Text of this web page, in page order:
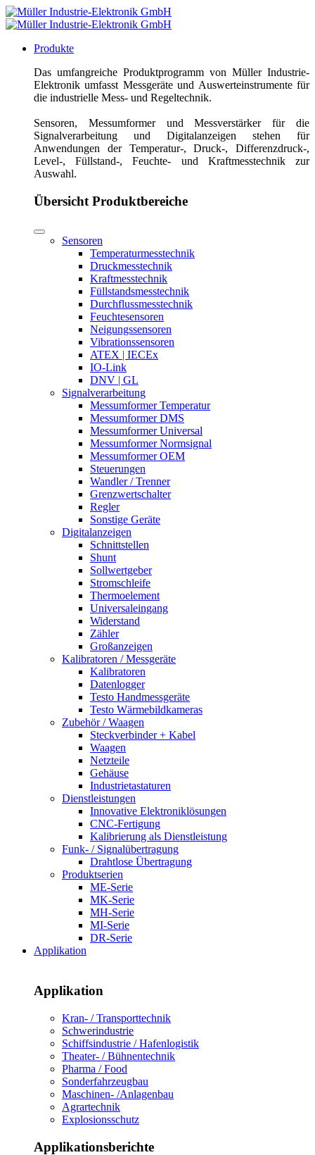
Produkte
Das umfangreiche Produktprogramm von Müller Industrie-
Elektronik umfasst Messgeräte und Auswerteinstrumente für
die industrielle Mess- und Regeltechnik.
Sensoren, Messumformer und Messverstärker für die
Signalverarbeitung und Digitalanzeigen stehen für
Anwendungen der Temperatur-, Druck-, Differenzdruck-,
Level-, Füllstand-, Feuchte- und Kraftmesstechnik zur
Auswahl.
Übersicht Produktbereiche
Sensoren
Temperaturmesstechnik
Druckmesstechnik
Kraftmesstechnik
Füllstandsmesstechnik
Durchflussmesstechnik
Feuchtesensoren
Neigungssensoren
Vibrationssensoren
ATEX | IECEx
IO-Link
DNV | GL
Signalverarbeitung
Messumformer Temperatur
Messumformer DMS
Messumformer Universal
Messumformer Normsignal
Messumformer OEM
Steuerungen
Wandler / Trenner
Grenzwertschalter
Regler
Sonstige Geräte
Digitalanzeigen
Schnittstellen
Shunt
Sollwertgeber
Stromschleife
Thermoelement
Universaleingang
Widerstand
Zähler
Großanzeigen
Kalibratoren / Messgeräte
Kalibratoren
Datenlogger
Testo Handmessgeräte
Testo Wärmebildkameras
Zubehör / Waagen
Steckverbinder + Kabel
Waagen
Netzteile
Gehäuse
Industrietastaturen
Dienstleistungen
Innovative Elektroniklösungen
CNC-Fertigung
Kalibrierung als Dienstleistung
Funk- / Signalübertragung
Drahtlose Übertragung
Produktserien
ME-Serie
MK-Serie
MH-Serie
MI-Serie
DR-Serie
Applikation
Applikation
Kran- / Transporttechnik
Schwerindustrie
Schiffsindustrie / Hafenlogistik
Theater- / Bühnentechnik
Pharma / Food
Sonderfahrzeugbau
Maschinen- /Anlagenbau
Agrartechnik
Explosionsschutz
Applikationsberichte